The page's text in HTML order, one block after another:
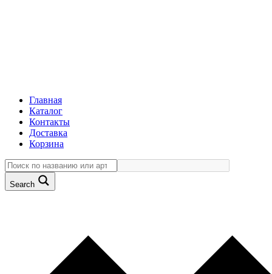
Главная
Каталог
Контакты
Доставка
Корзина
Search